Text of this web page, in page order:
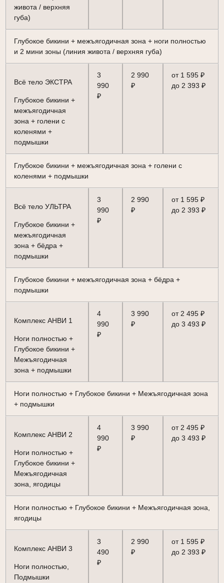
живота / верхняя
губа)
Глубокое бикини + межъягодичная зона + ноги полностью
и 2 мини зоны (линия живота / верхняя губа)
Всё тело ЭКСТРА
Глубокое бикини +
межъягодичная
зона + голени с
коленями +
подмышки
3
990
₽
2 990
₽
от 1 595 ₽
до 2 393 ₽
Глубокое бикини + межъягодичная зона + голени с
коленями + подмышки
Всё тело УЛЬТРА
Глубокое бикини +
межъягодичная
зона + бёдра +
подмышки
3
990
₽
2 990
₽
от 1 595 ₽
до 2 393 ₽
Глубокое бикини + межъягодичная зона + бёдра +
подмышки
Комплекс АНВИ 1
Ноги полностью +
Глубокое бикини +
Межъягодичная
зона + подмышки
4
990
₽
3 990
₽
от 2 495 ₽
до 3 493 ₽
Ноги полностью + Глубокое бикини + Межъягодичная зона
+ подмышки
Комплекс АНВИ 2
Ноги полностью +
Глубокое бикини +
Межъягодичная
зона, ягодицы
4
990
₽
3 990
₽
от 2 495 ₽
до 3 493 ₽
Ноги полностью + Глубокое бикини + Межъягодичная зона,
ягодицы
Комплекс АНВИ 3
Ноги полностью,
Подмышки
3
490
₽
2 990
₽
от 1 595 ₽
до 2 393 ₽